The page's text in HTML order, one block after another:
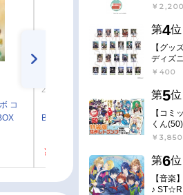
コ
2026/03/25 発売
【Blu-ray】帝都物語 Complete
Blu-ray
￥11,880
ザ
ンド～
￥2,200
第4位
【グッ
ディズ
ーラン
￥400
第5位
【コミ
くん
￥3,850
第6位
【音楽
♪